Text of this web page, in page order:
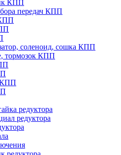
КПП
передач КПП
соленоид, сошка КПП
тормозок КПП
КПП
редуктора
редуктора